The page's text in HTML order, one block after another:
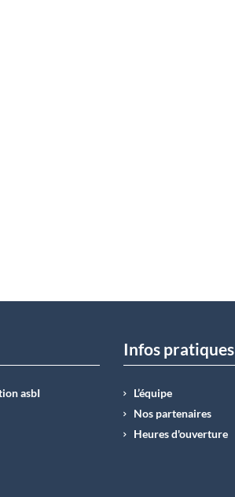
asbI
Infos pratiques
L’équipe
Nos partenaires
Heures d'ouverture